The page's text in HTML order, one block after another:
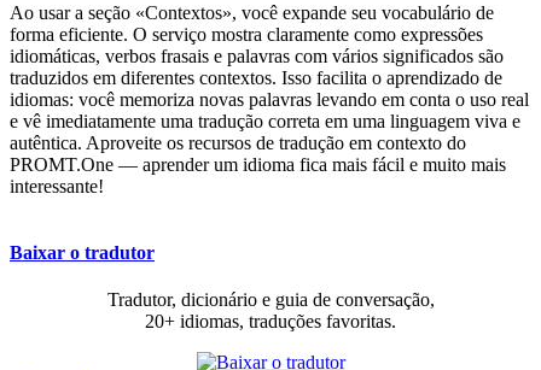
Ao usar a seção «Contextos», você expande seu vocabulário de
forma eficiente. O serviço mostra claramente como expressões
idiomáticas, verbos frasais e palavras com vários significados são
traduzidos em diferentes contextos. Isso facilita o aprendizado de
idiomas: você memoriza novas palavras levando em conta o uso real
e vê imediatamente uma tradução correta em uma linguagem viva e
autêntica. Aproveite os recursos de tradução em contexto do
PROMT.One — aprender um idioma fica mais fácil e muito mais
interessante!
Baixar o tradutor
Tradutor, dicionário e guia de conversação,
20+ idiomas, traduções favoritas.